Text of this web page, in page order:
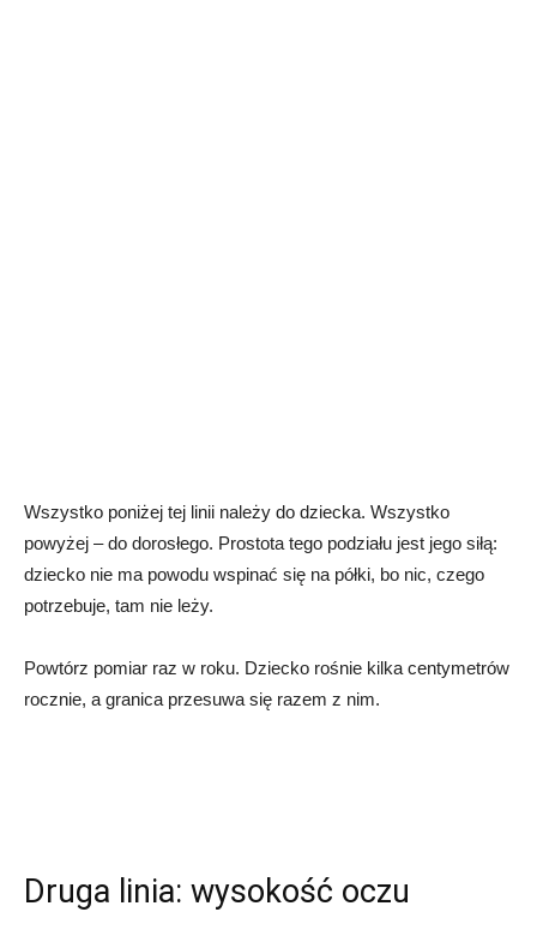
Wszystko poniżej tej linii należy do dziecka. Wszystko
powyżej – do dorosłego. Prostota tego podziału jest jego siłą:
dziecko nie ma powodu wspinać się na półki, bo nic, czego
potrzebuje, tam nie leży.
Powtórz pomiar raz w roku. Dziecko rośnie kilka centymetrów
rocznie, a granica przesuwa się razem z nim.
Druga linia: wysokość oczu